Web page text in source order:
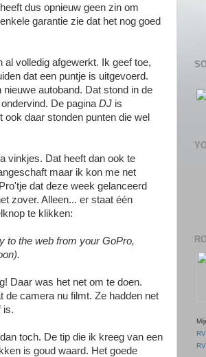
dus opnieuw geen zin om
garantie zie dat het nog goed
al volledig afgewerkt. Ik geef toe,
dat een puntje is uitgevoerd.
autoband. Dat stond in de
De pagina DJ is
daar stonden punten die wel
vinkjes. Dat heeft dan ook te
maar ik kon me net
dat deze week gelanceerd
zover. Alleen... er staat één
te klikken:
to the web from your GoPro,
Daar was het net om te doen.
de camera nu filmt. Ze hadden net
is.
toch. De tip die ik kreeg van een
is goud waard. Het goede